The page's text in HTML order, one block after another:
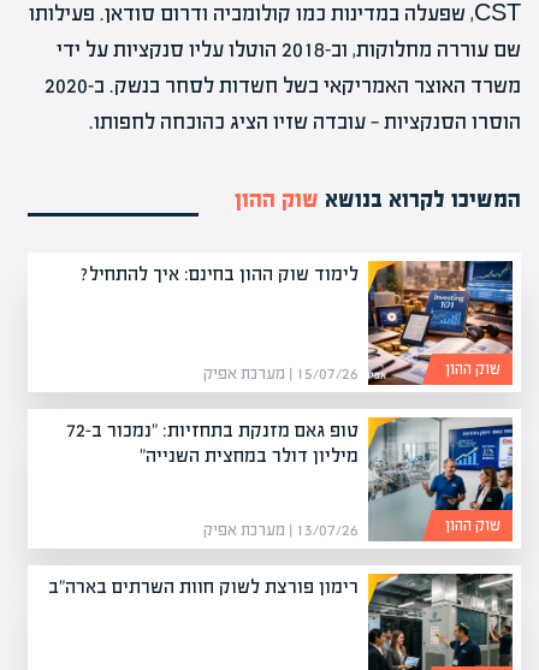
CST, שפעלה במדינות כמו קולומביה ודרום סודאן. פעילותו
שם עוררה מחלוקות, וב-2018 הוטלו עליו סנקציות על ידי
משרד האוצר האמריקאי בשל חשדות לסחר בנשק. ב-2020
הוסרו הסנקציות — עובדה שזיו הציג כהוכחה לחפותו.
המשיכו לקרוא בנושא שוק ההון
לימוד שוק ההון בחינם: איך להתחיל?
15/07/26 | מערכת אפיק שוק ההון
טופ גאם מזנקת בתחזיות: "נמכור ב-72
מיליון דולר במחצית השנייה"
13/07/26 | מערכת אפיק שוק ההון
רימון פורצת לשוק חוות השרתים בארה"ב